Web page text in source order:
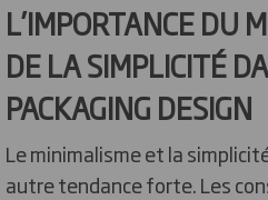
L’IMPORTANCE DU
DE LA SIMPLICITÉ
PACKAGING DESIGN
Le minimalisme et la
autre tendance forte. Les